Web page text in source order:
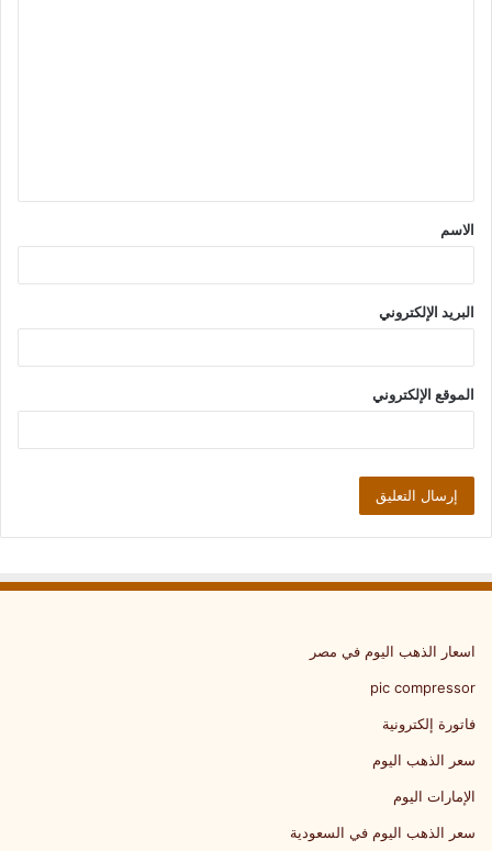
ق
*
الاسم
البريد الإلكتروني
الموقع الإلكتروني
اسعار الذهب اليوم في مصر
pic compressor
فاتورة إلكترونية
سعر الذهب اليوم
الإمارات اليوم
سعر الذهب اليوم في السعودية